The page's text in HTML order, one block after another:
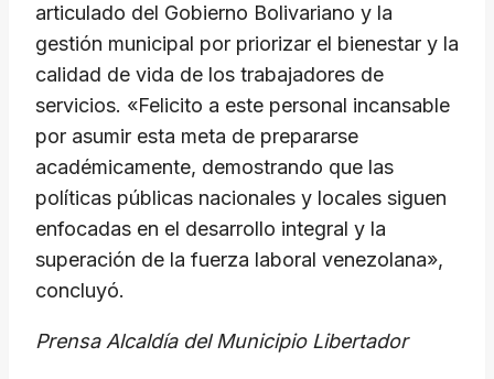
articulado del Gobierno Bolivariano y la
gestión municipal por priorizar el bienestar y la
calidad de vida de los trabajadores de
servicios. «Felicito a este personal incansable
por asumir esta meta de prepararse
académicamente, demostrando que las
políticas públicas nacionales y locales siguen
enfocadas en el desarrollo integral y la
superación de la fuerza laboral venezolana»,
concluyó.
Prensa Alcaldía del Municipio Libertador